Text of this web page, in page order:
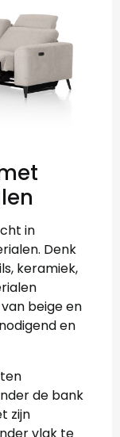
in
Denk
keramiek,
beige en
en
de bank
zijn